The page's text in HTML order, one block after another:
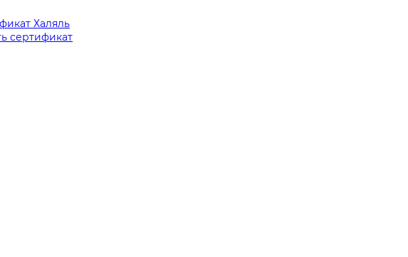
Халяль
сертификат